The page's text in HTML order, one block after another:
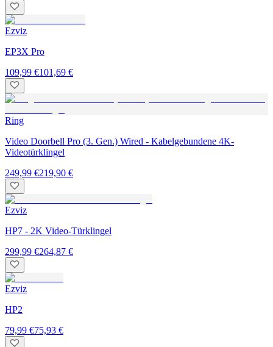
Ezviz
EP3X Pro
109,99 €101,69 €
Ring
Video Doorbell Pro (3. Gen.) Wired - Kabelgebundene 4K-
Videotürklingel
249,99 €219,90 €
Ezviz
HP7 - 2K Video-Türklingel
299,99 €264,87 €
Ezviz
HP2
79,99 €75,93 €